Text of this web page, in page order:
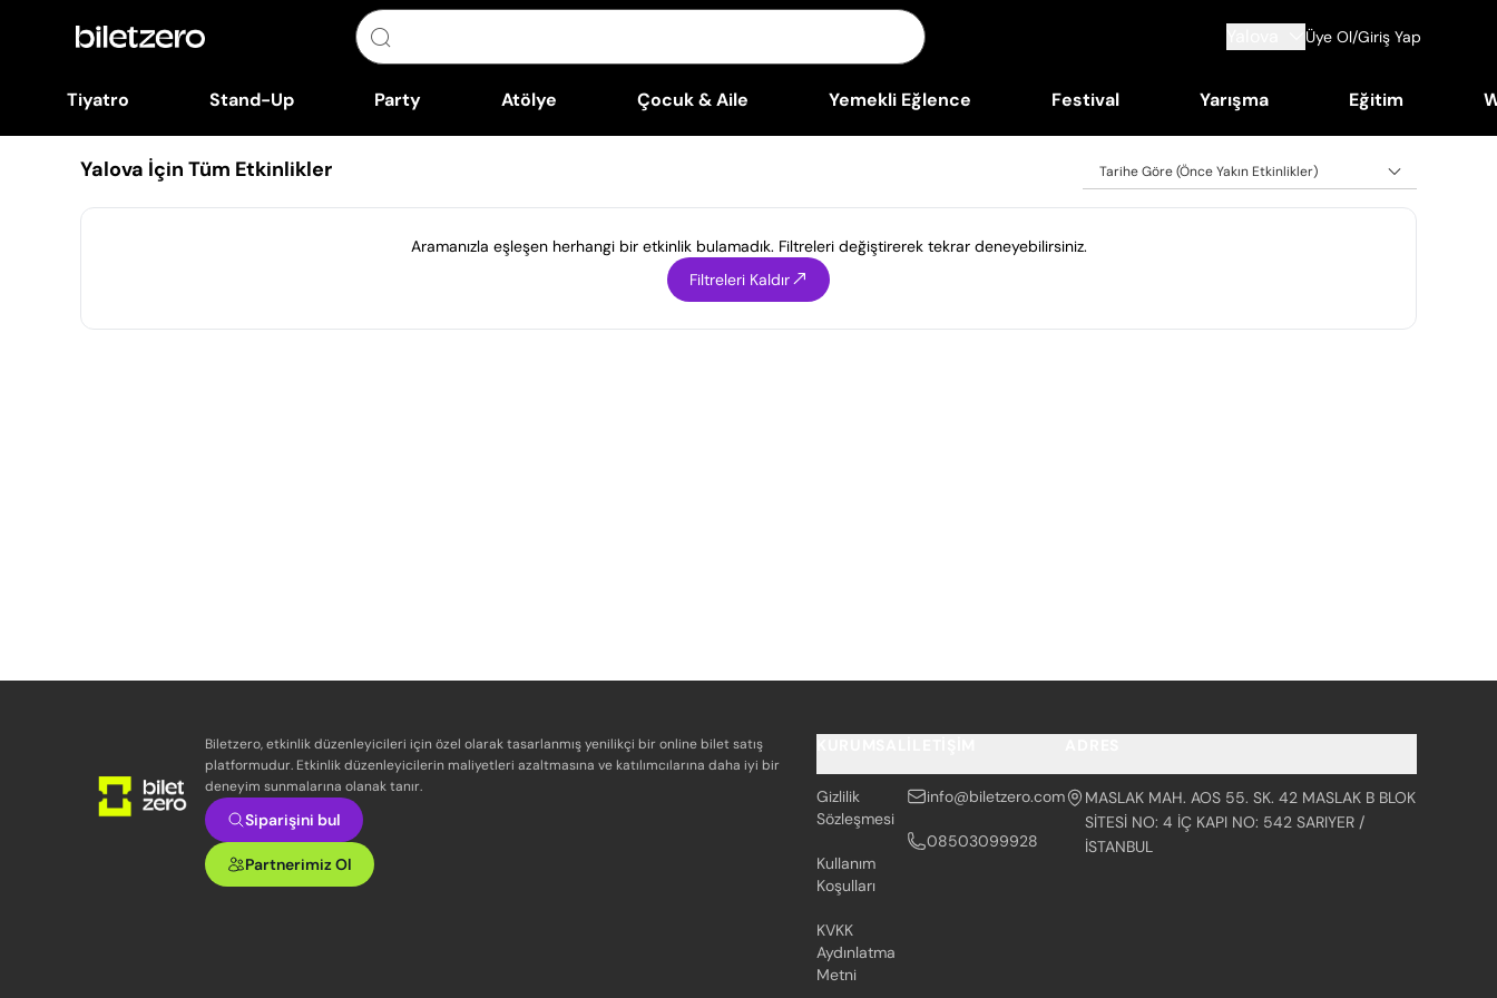
Üye Ol/Giriş Yap
Tiyatro Stand-Up Party Atölye Çocuk & Aile Yemekli Eğlence Festival Yarışma Eğitim
Yalova İçin Tüm Etkinlikler Tarihe Göre (Önce Yakın Etkinlikler)
Aramanızla eşleşen herhangi bir etkinlik bulamadık. Filtreleri değiştirerek tekrar deneyebilirsiniz.
Filtreleri Kaldır
Biletzero, etkinlik düzenleyicileri için özel olarak tasarlanmış yenilikçi bir online bilet satış
platformudur. Etkinlik düzenleyicilerin maliyetleri azaltmasına ve katılımcılarına daha iyi bir
deneyim sunmalarına olanak tanır.
Siparişini bul
Partnerimiz Ol
Gizlilik
Sözleşmesi
Kullanım
Koşulları
KVKK
Aydınlatma
Metni
info@biletzero.com
08503099928
MASLAK MAH. AOS 55. SK. 42 MASLAK B BLOK
SİTESİ NO: 4 İÇ KAPI NO: 542 SARIYER /
İSTANBUL